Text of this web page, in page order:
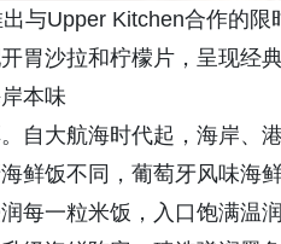
与Upper Kitchen合作的
胃沙拉和柠檬片，呈现经
本味
自大航海时代起，海岸、
鲜饭不同，葡萄牙风味海
每一粒米饭，入口饱满温